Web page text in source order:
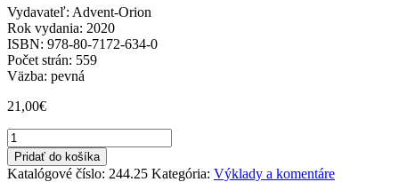
Vydavateľ: Advent-Orion
Rok vydania: 2020
ISBN: 978-80-7172-634-0
Počet strán: 559
Väzba: pevná
21,00€
množstvo
Pláč
Jeremiášův
Pridať do košíka
Katalógové číslo: 244.25 Kategória: Výklady a komentáre